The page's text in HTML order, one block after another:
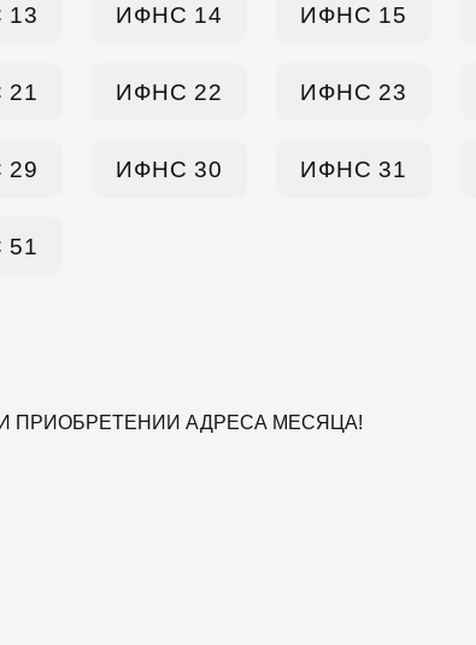
ИФНС 14 ИФНС 15
ИФНС 22 ИФНС 23
ИФНС 30 ИФНС 31
ПРИОБРЕТЕНИИ АДРЕСА МЕСЯЦА!